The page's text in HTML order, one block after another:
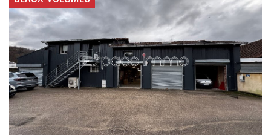
CONTACT
RECRUTEMENT
SERVICES
Actualités
Partenaires
Le palmarès de l'entreprise